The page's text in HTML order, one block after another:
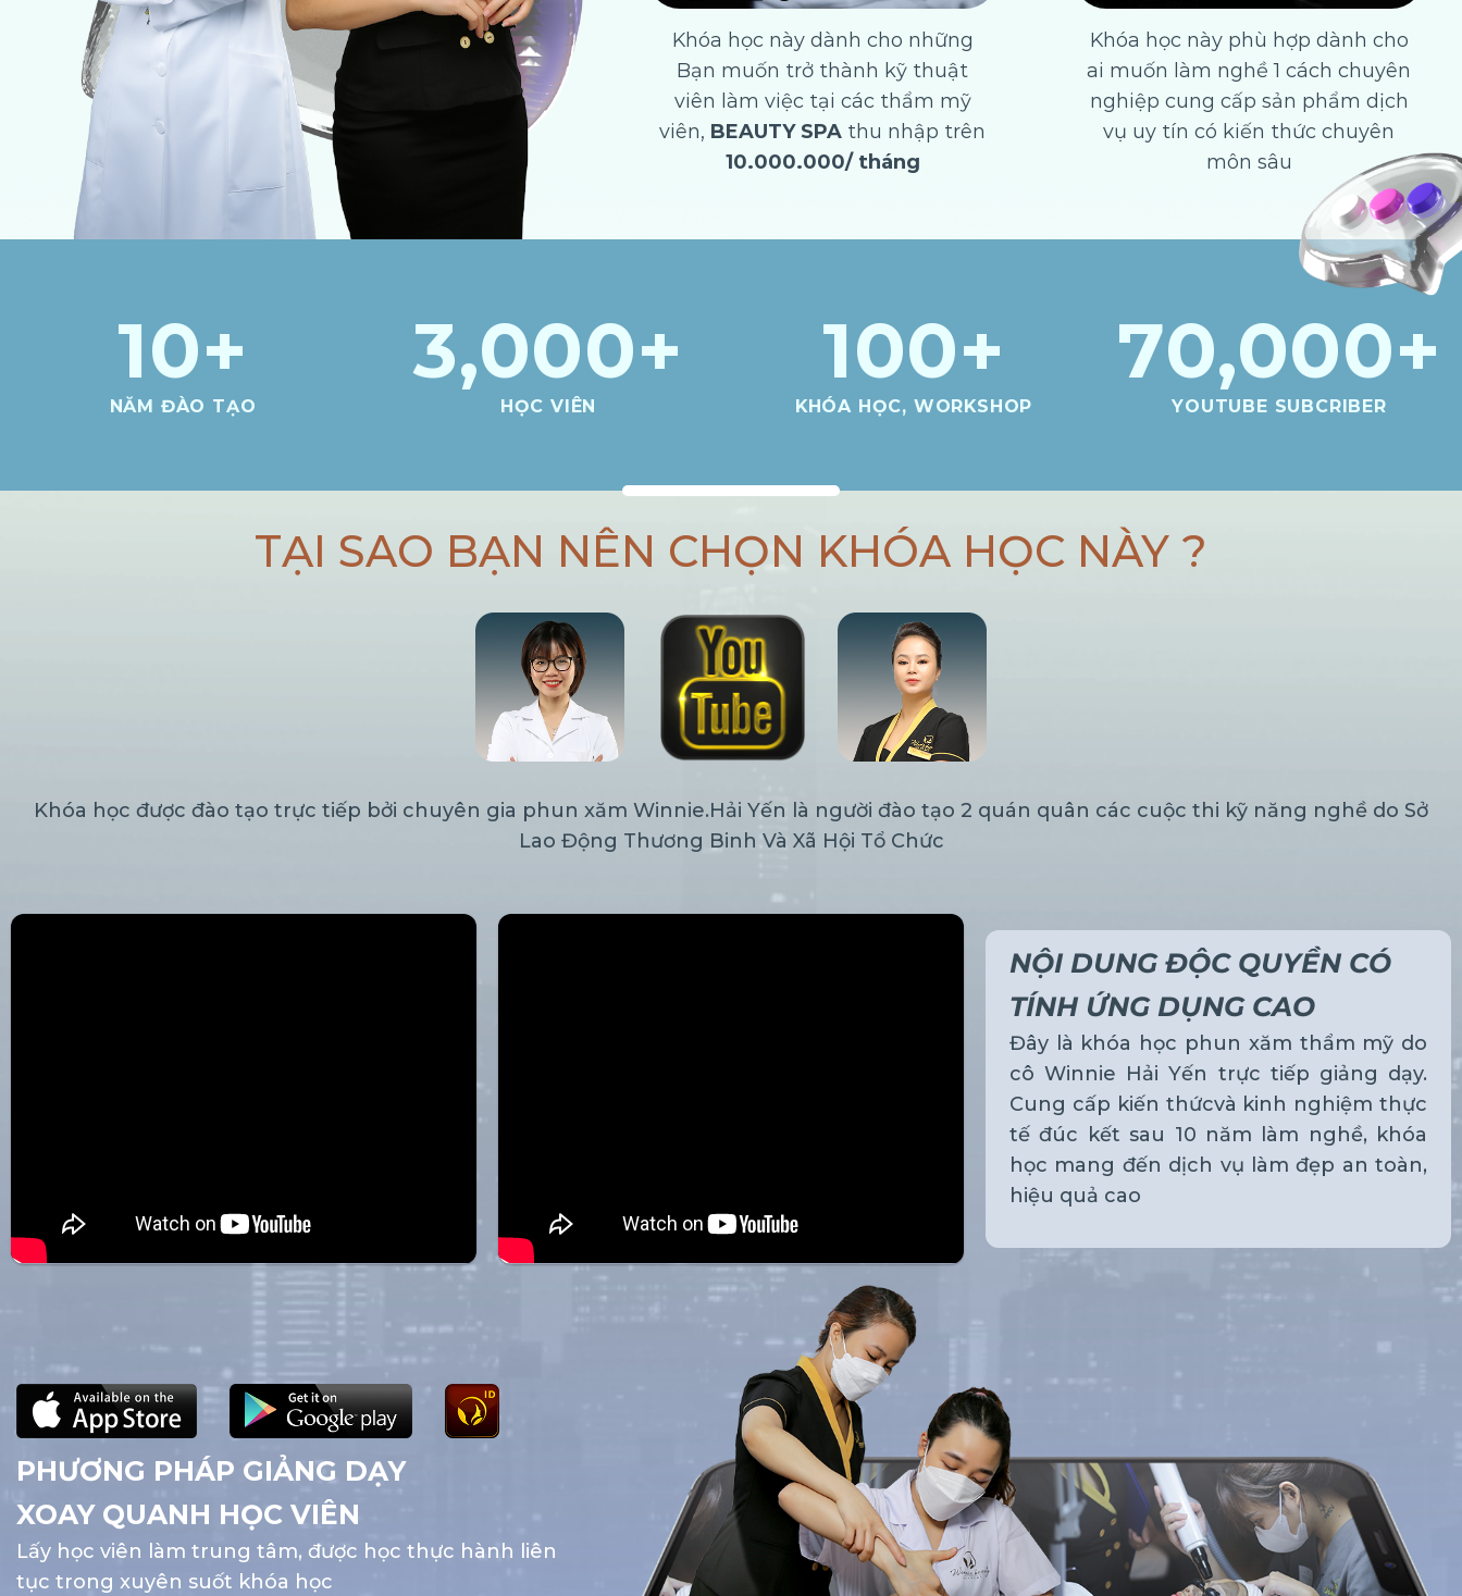
Khóa học này dành cho những
Bạn muốn trở thành kỹ thuật
viên làm việc tại các thẩm mỹ
viên, BEAUTY SPA thu nhập trên
10.000.000/ tháng
Khóa học này phù hợp dành cho
ai muốn làm nghề 1 cách chuyên
nghiệp cung cấp sản phẩm dịch
vụ uy tín có kiến thức chuyên
môn sâu
10+
NĂM ĐÀO TẠO
3,000+
HỌC VIÊN
100+
KHÓA HỌC, WORKSHOP
70,000+
YOUTUBE SUBCRIBER
TẠI SAO BẠN NÊN CHỌN KHÓA HỌC NÀY ?
Khóa học được đào tạo trực tiếp bởi chuyên gia phun xăm Winnie.Hải Yến là người đào tạo 2 quán quân các cuộc thi kỹ năng nghề do Sở
Lao Động Thương Binh Và Xã Hội Tổ Chức
NỘI DUNG ĐỘC QUYỀN CÓ
TÍNH ỨNG DỤNG CAO
Đây là khóa học phun xăm thẩm mỹ do
cô Winnie Hải Yến trực tiếp giảng dạy.
Cung cấp kiến thứcvà kinh nghiệm thực
tế đúc kết sau 10 năm làm nghề, khóa
học mang đến dịch vụ làm đẹp an toàn,
hiệu quả cao
PHƯƠNG PHÁP GIẢNG DẠY
XOAY QUANH HỌC VIÊN
Lấy học viên làm trung tâm, được học thực hành liên
tục trong xuyên suốt khóa học